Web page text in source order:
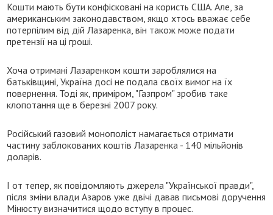
Кошти мають бути конфісковані на користь США. Але, за
американським законодавством, якщо хтось вважає себе
потерпілим від дій Лазаренка, він також може подати
претензії на ці гроші.
Хоча отримані Лазаренком кошти зароблялися на
батьківщині, Україна досі не подала своїх вимог на їх
повернення. Тоді як, приміром, "Газпром" зробив таке
клопотання ще в березні 2007 року.
Російський газовий монополіст намагається отримати
частину заблокованих коштів Лазаренка - 140 мільйонів
доларів.
І от тепер, як повідомляють джерела "Української правди",
після зміни влади Азаров уже двічі давав письмові доручення
Мінюсту визначитися щодо вступу в процес.